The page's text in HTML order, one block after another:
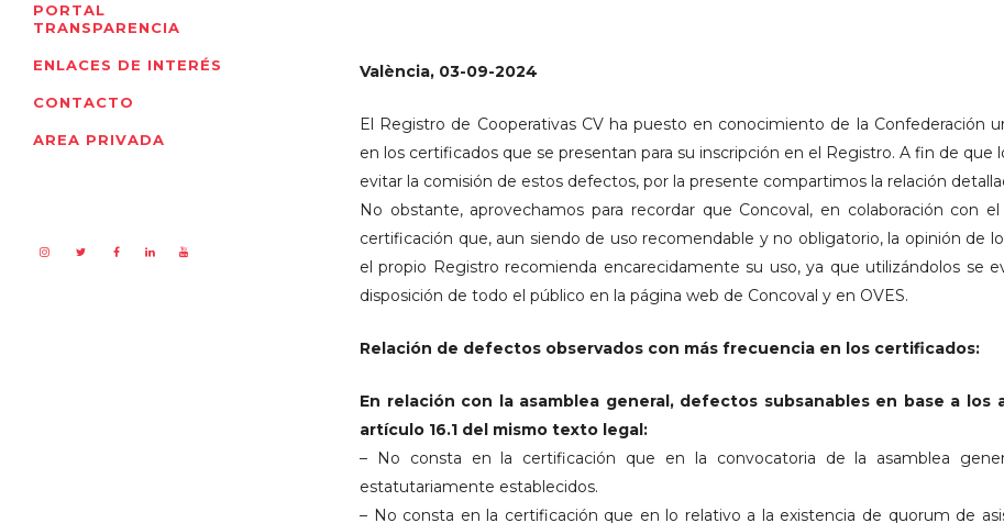
PORTAL
TRANSPARENCIA
ENLACES DE INTERÉS
CONTACTO
AREA PRIVADA
València, 03-09-2024
El Registro de Cooperativas CV ha puesto en conocimiento de la Confederación
en los certificados que se presentan para su inscripción en el Registro. A fin de
evitar la comisión de estos defectos, por la presente compartimos la relación
No obstante, aprovechamos para recordar que Concoval, en colaboración con
certificación que, aun siendo de uso recomendable y no obligatorio, la opinión de
el propio Registro recomienda encarecidamente su uso, ya que utilizándolos se
disposición de todo el público en la página web de Concoval y en OVES.
Relación de defectos observados con más frecuencia en los certificados:
En relación con la asamblea general, defectos subsanables en base a los
artículo 16.1 del mismo texto legal:
– No consta en la certificación que en la convocatoria de la asamblea
estatutariamente establecidos.
– No consta en la certificación que en lo relativo a la existencia de quorum de